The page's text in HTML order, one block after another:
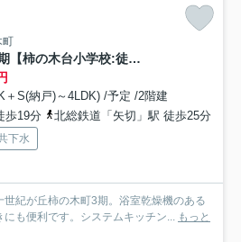
町
二十世紀が丘柿の木町3期【柿の木台小学校:徒歩3分】
＋S(納戸)～4LDK) /予定 /2階建
歩19分
北総鉄道「矢切」駅 徒歩25分
下水
世紀が丘柿の木町3期。浴室乾燥機のある
も便利です。システムキッチン...
もっと